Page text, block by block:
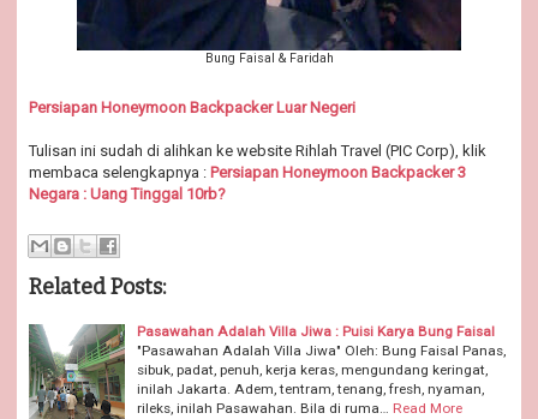
Bung Faisal & Faridah
Persiapan Honeymoon Backpacker Luar Negeri
Tulisan ini sudah di alihkan ke website Rihlah Travel (PIC Corp), klik
membaca selengkapnya : Persiapan Honeymoon Backpacker 3
Negara : Uang Tinggal 10rb?
Related Posts:
Pasawahan Adalah Villa Jiwa : Puisi Karya Bung Faisal
"Pasawahan Adalah Villa Jiwa" Oleh: Bung Faisal Panas,
sibuk, padat, penuh, kerja keras, mengundang keringat,
inilah Jakarta. Adem, tentram, tenang, fresh, nyaman,
rileks, inilah Pasawahan. Bila di ruma… Read More